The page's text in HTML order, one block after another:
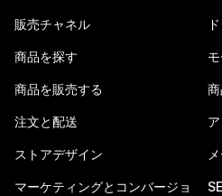
販売チャネル
商品を探す
商品を販売する
注文と配送
ストアデザイン
マーケティングとコンバージョ